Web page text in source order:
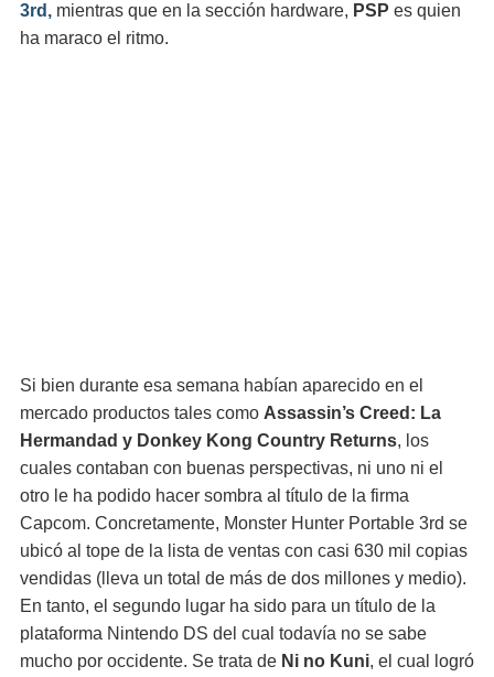
3rd, mientras que en la sección hardware, PSP es quien
ha maraco el ritmo.
Si bien durante esa semana habían aparecido en el
mercado productos tales como Assassin’s Creed: La
Hermandad y Donkey Kong Country Returns, los
cuales contaban con buenas perspectivas, ni uno ni el
otro le ha podido hacer sombra al título de la firma
Capcom. Concretamente, Monster Hunter Portable 3rd se
ubicó al tope de la lista de ventas con casi 630 mil copias
vendidas (lleva un total de más de dos millones y medio).
En tanto, el segundo lugar ha sido para un título de la
plataforma Nintendo DS del cual todavía no se sabe
mucho por occidente. Se trata de Ni no Kuni, el cual logró